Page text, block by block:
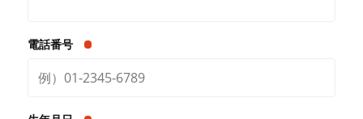
電話番号